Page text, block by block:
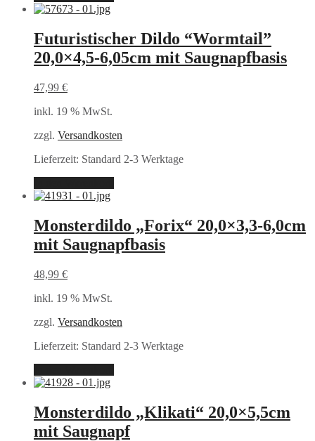
Futuristischer Dildo “Wormtail”
20,0×4,5-6,05cm mit Saugnapfbasis
47,99 €
inkl. 19 % MwSt.
zzgl. Versandkosten
Lieferzeit: Standard 2-3 Werktage
Monsterdildo „Forix“ 20,0×3,3-6,0cm
mit Saugnapfbasis
48,99 €
inkl. 19 % MwSt.
zzgl. Versandkosten
Lieferzeit: Standard 2-3 Werktage
Monsterdildo „Klikati“ 20,0×5,5cm
mit Saugnapf